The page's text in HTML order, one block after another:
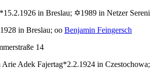
in Breslau; ✡1989 in Netzer Sereni
in Breslau; oo Benjamin Feingersch
14
Arie Adek Fajertag*2.2.1924 in Czestochowa;